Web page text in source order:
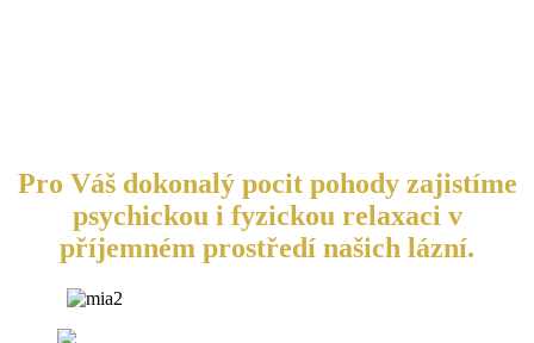
Pro Váš dokonalý pocit pohody zajistíme
psychickou i fyzickou relaxaci v
příjemném prostředí našich lázní.